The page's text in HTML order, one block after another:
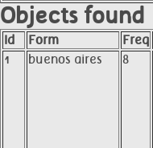
Objects found
Id Form Freq
1
buenos aires 8